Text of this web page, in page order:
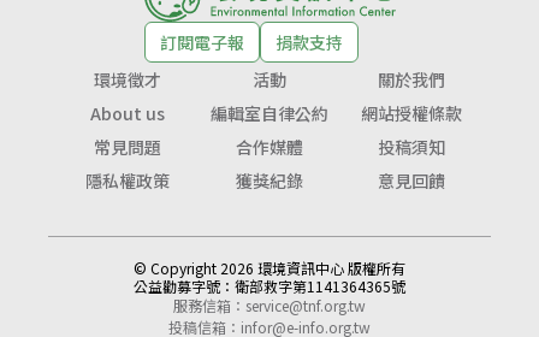
訂閱電子報
捐款支持
環境徵才
活動
關於我們
About us
編輯室自律公約
網站授權條款
常見問題
合作媒體
投稿須知
隱私權政策
獲獎紀錄 意見回饋
© Copyright 2026 環境資訊中心 版權所有
公益勸募字號： 衛部救字第1141364365號
服務信箱： service@tnf.org.tw
投稿信箱： infor@e-info.org.tw